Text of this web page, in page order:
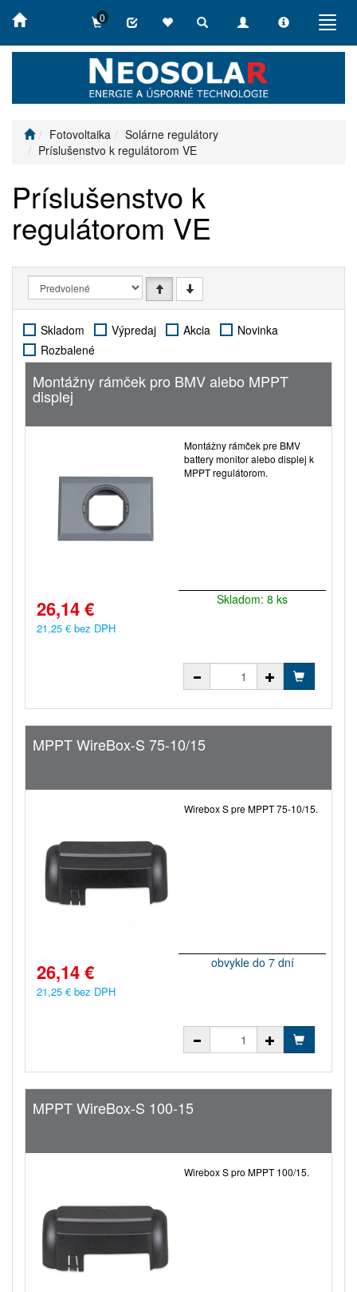
Toggle
Toggle
Toggle
0
Fotovoltaika
Solárne regulátory
Príslušenstvo k regulátorom VE
Príslušenstvo k
regulátorom VE
Skladom Výpredaj Akcia
Novinka
Rozbalené
Montážny rámček pro BMV alebo MPPT
displej
Montážny rámček pre BMV
battery monitor alebo displej k
MPPT regulátorom.
26,14 €
21,25 € bez DPH
Skladom: 8 ks
MPPT WireBox-S 75-10/15
Wirebox S pre MPPT 75-10/15.
26,14 €
21,25 € bez DPH
obvykle do 7 dní
MPPT WireBox-S 100-15
Wirebox S pro MPPT 100/15.